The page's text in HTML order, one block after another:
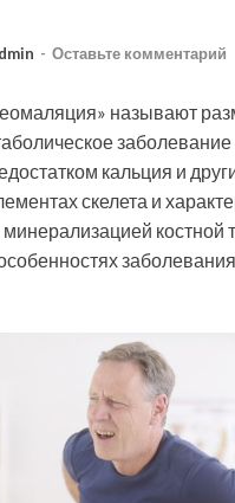
- Оставьте комментарий
называют
заболевание
кальция и
скелета и
костной